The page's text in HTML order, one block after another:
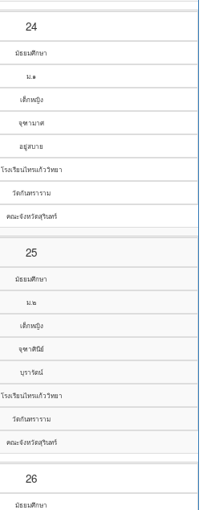
24
มัธยมศึกษา
ม.๑
เด็กหญิง
จุฑามาศ
อยู่สบาย
โรงเรียนไทรแก้ววิทยา
วัดกันทราราม
คณะจังหวัดสุรินทร์
25
มัธยมศึกษา
ม.๒
เด็กหญิง
จุฑาศินีย์
บุรารัตน์
โรงเรียนไทรแก้ววิทยา
วัดกันทราราม
คณะจังหวัดสุรินทร์
26
มัธยมศึกษา